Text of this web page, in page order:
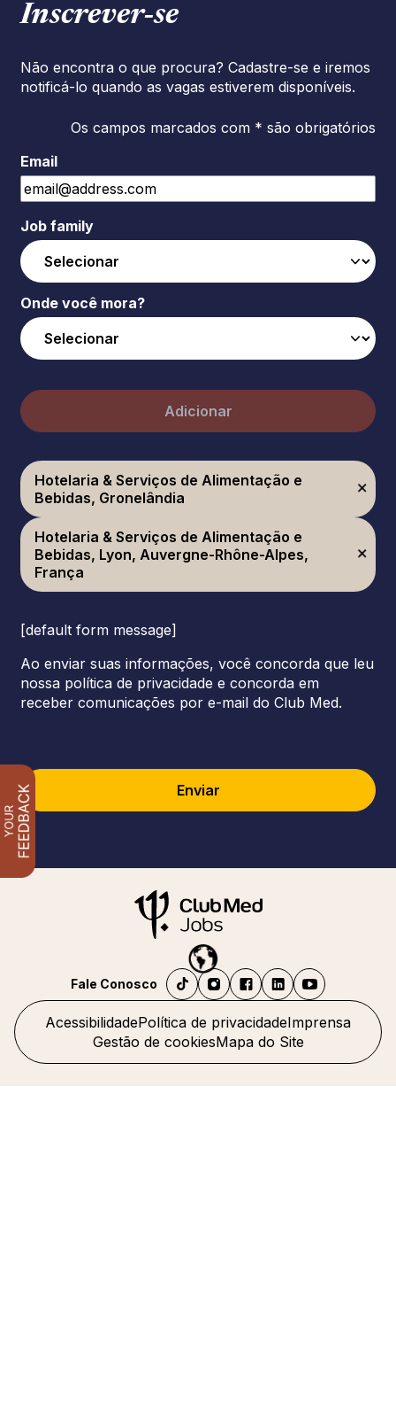
Inscrever‑se
Não encontra o que procura? Cadastre-se e iremos
notificá-lo quando as vagas estiverem disponíveis.
Os campos marcados com * são obrigatórios
Email
Job family
Onde você mora?
Adicionar
Hotelaria & Serviços de Alimentação e
Bebidas, Gronelândia
Hotelaria & Serviços de Alimentação e
Bebidas, Lyon, Auvergne-Rhône-Alpes,
França
[default form message]
Ao enviar suas informações, você concorda que leu
nossa política de privacidade e concorda em
receber comunicações por e-mail do Club Med.
Enviar
AcessibilidadePolítica de privacidadeImprensa
Gestão de cookiesMapa do Site
Fale Conosco